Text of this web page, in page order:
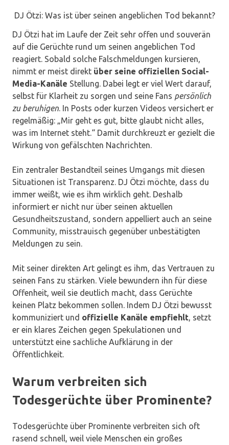
DJ Ötzi: Was ist über seinen angeblichen Tod bekannt?
DJ Ötzi hat im Laufe der Zeit sehr offen und souverän
auf die Gerüchte rund um seinen angeblichen Tod
reagiert. Sobald solche Falschmeldungen kursieren,
nimmt er meist direkt über seine offiziellen Social-
Media-Kanäle Stellung. Dabei legt er viel Wert darauf,
selbst für Klarheit zu sorgen und seine Fans persönlich
zu beruhigen . In Posts oder kurzen Videos versichert er
regelmäßig: „Mir geht es gut, bitte glaubt nicht alles,
was im Internet steht.“ Damit durchkreuzt er gezielt die
Wirkung von gefälschten Nachrichten.
Ein zentraler Bestandteil seines Umgangs mit diesen
Situationen ist Transparenz. DJ Ötzi möchte, dass du
immer weißt, wie es ihm wirklich geht. Deshalb
informiert er nicht nur über seinen aktuellen
Gesundheitszustand, sondern appelliert auch an seine
Community, misstrauisch gegenüber unbestätigten
Meldungen zu sein.
Mit seiner direkten Art gelingt es ihm, das Vertrauen zu
seinen Fans zu stärken. Viele bewundern ihn für diese
Offenheit, weil sie deutlich macht, dass Gerüchte
keinen Platz bekommen sollen. Indem DJ Ötzi bewusst
kommuniziert und offizielle Kanäle empfiehlt , setzt
er ein klares Zeichen gegen Spekulationen und
unterstützt eine sachliche Aufklärung in der
Öffentlichkeit.
Warum verbreiten sich
Todesgerüchte über Prominente?
Todesgerüchte über Prominente verbreiten sich oft
rasend schnell, weil viele Menschen ein großes